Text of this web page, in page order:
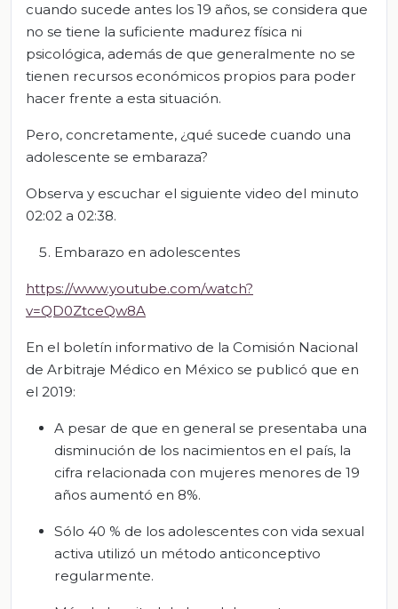
cuando sucede antes los 19 años, se considera que
no se tiene la suficiente madurez física ni
psicológica, además de que generalmente no se
tienen recursos económicos propios para poder
hacer frente a esta situación.
Pero, concretamente, ¿qué sucede cuando una
adolescente se embaraza?
Observa y escuchar el siguiente video del minuto
02:02 a 02:38.
Embarazo en adolescentes
https://www.youtube.com/watch?
v=QD0ZtceQw8A
En el boletín informativo de la Comisión Nacional
de Arbitraje Médico en México se publicó que en
el 2019:
A pesar de que en general se presentaba una
disminución de los nacimientos en el país, la
cifra relacionada con mujeres menores de 19
años aumentó en 8%.
Sólo 40 % de los adolescentes con vida sexual
activa utilizó un método anticonceptivo
regularmente.